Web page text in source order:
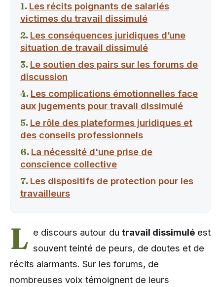
Les récits poignants de salariés
victimes du travail dissimulé
Les conséquences juridiques d’une
situation de travail dissimulé
Le soutien des pairs sur les forums de
discussion
Les complications émotionnelles face
aux jugements pour travail dissimulé
Le rôle des plateformes juridiques et
des conseils professionnels
La nécessité d'une prise de
conscience collective
Les dispositifs de protection pour les
travailleurs
L e discours autour du travail dissimulé est
souvent teinté de peurs, de doutes et de
récits alarmants. Sur les forums, de
nombreuses voix témoignent de leurs